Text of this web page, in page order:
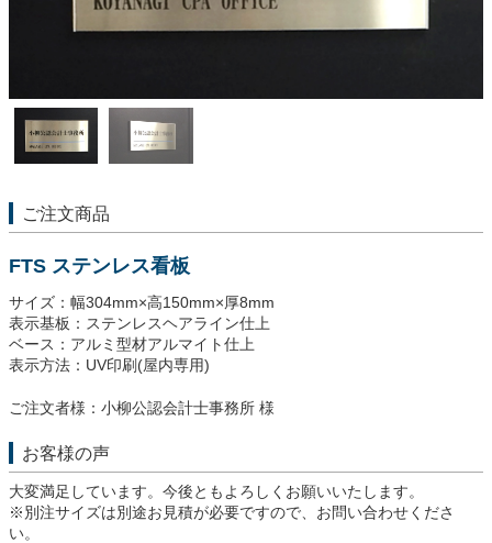
ご注文商品
FTS ステンレス看板
サイズ：幅304mm×高150mm×厚8mm
表示基板：ステンレスヘアライン仕上
ベース：アルミ型材アルマイト仕上
表示方法：UV印刷(屋内専用)
ご注文者様：小柳公認会計士事務所 様
お客様の声
大変満足しています。今後ともよろしくお願いいたします。
※別注サイズは別途お見積が必要ですので、お問い合わせくださ
い。